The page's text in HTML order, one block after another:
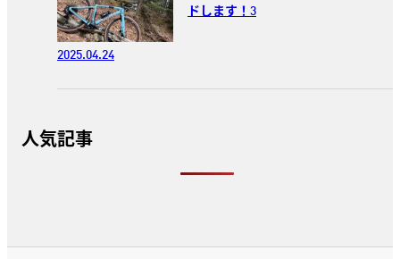
ドします！3
2025.04.24
人気記事